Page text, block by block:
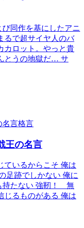
同作を基にしたアニ
るで超サイヤ人のバ
カロット。やっと貴
とうの地獄だ… サ
名言格言
王の名言
ているからこそ 俺は
足跡でしかない 俺に
持たない 強靭！ 無
るものがある 俺は